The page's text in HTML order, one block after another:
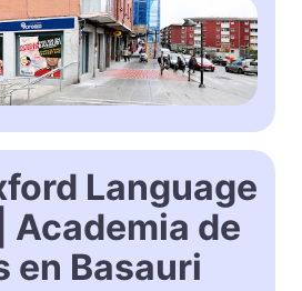
Language
Academia de
en Basauri